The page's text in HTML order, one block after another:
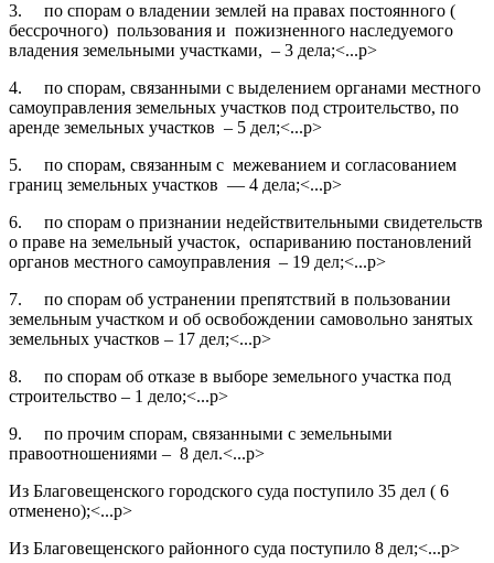
3. по спорам о владении землей на правах постоянного (
бессрочного) пользования и пожизненного наследуемого
владения земельными участками, – 3 дела;<...p>
4. по спорам, связанными с выделением органами местного
самоуправления земельных участков под строительство, по
аренде земельных участков – 5 дел;<...p>
5. по спорам, связанным с межеванием и согласованием
границ земельных участков — 4 дела;<...p>
6. по спорам о признании недействительными свидетельств
о праве на земельный участок, оспариванию постановлений
органов местного самоуправления – 19 дел;<...p>
7. по спорам об устранении препятствий в пользовании
земельным участком и об освобождении самовольно занятых
земельных участков – 17 дел;<...p>
8. по спорам об отказе в выборе земельного участка под
строительство – 1 дело;<...p>
9. по прочим спорам, связанными с земельными
правоотношениями – 8 дел.<...p>
Из Благовещенского городского суда поступило 35 дел ( 6
отменено);<...p>
Из Благовещенского районного суда поступило 8 дел;<...p>